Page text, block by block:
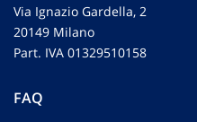
Via Ignazio Gardella, 2
20149 Milano
Part. IVA 01329510158
FAQ